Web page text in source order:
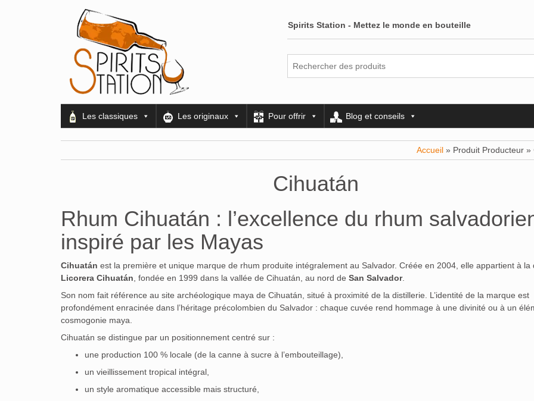
Spirits Station - Mettez le monde en bouteille
Les classiques Les originaux Pour offrir Blog et conseils
Accueil » Produit Producteur »
Cihuatán
Rhum Cihuatán : l’excellence du rhum
inspiré par les Mayas
Cihuatán est la première et unique marque de rhum produite intégralement au Salvador. Créée en 2004, elle appartient à la
Licorera Cihuatán , fondée en 1999 dans la vallée de Cihuatán, au nord de San Salvador.
Son nom fait référence au site archéologique maya de Cihuatán, situé à proximité de la distillerie. L’identité de la marque est
profondément enracinée dans l’héritage précolombien du Salvador : chaque cuvée rend hommage à une divinité ou à un
cosmogonie maya.
Cihuatán se distingue par un positionnement centré sur :
une production 100 % locale (de la canne à sucre à l’embouteillage),
un vieillissement tropical intégral,
un style aromatique accessible mais structuré,